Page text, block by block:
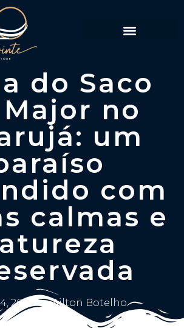
do Saco
no
um
com
calmas e
2025 Ailton Botelho